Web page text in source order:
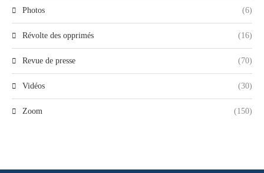
Photos (6)
Révolte des opprimés (16)
Revue de presse (70)
Vidéos (30)
Zoom (150)